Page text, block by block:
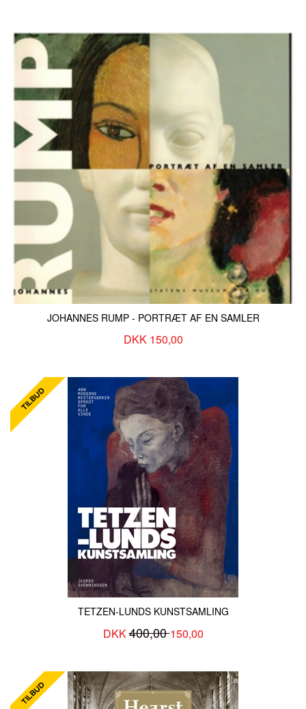
JOHANNES RUMP - PORTRÆT AF EN SAMLER
DKK 150,00
TETZEN-LUNDS KUNSTSAMLING
DKK400,00150,00